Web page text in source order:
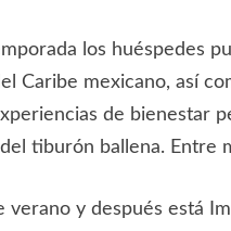
los huéspedes
Caribe mexicano, así
de bienestar
tiburón ballena. Entre
verano y después está